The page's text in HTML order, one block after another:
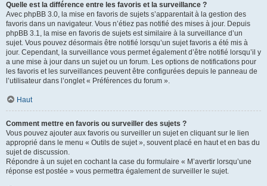
Quelle est la différence entre les favoris et la surveillance ?
Avec phpBB 3.0, la mise en favoris de sujets s’apparentait à la gestion des
favoris dans un navigateur. Vous n’étiez pas notifié des mises à jour. Depuis
phpBB 3.1, la mise en favoris de sujets est similaire à la surveillance d’un
sujet. Vous pouvez désormais être notifié lorsqu’un sujet favoris a été mis à
jour. Cependant, la surveillance vous permet également d’être notifié lorsqu’il y
a une mise à jour dans un sujet ou un forum. Les options de notifications pour
les favoris et les surveillances peuvent être configurées depuis le panneau de
l’utilisateur dans l’onglet « Préférences du forum ».
Haut
Comment mettre en favoris ou surveiller des sujets ?
Vous pouvez ajouter aux favoris ou surveiller un sujet en cliquant sur le lien
approprié dans le menu « Outils de sujet », souvent placé en haut et en bas du
sujet de discussion.
Répondre à un sujet en cochant la case du formulaire « M’avertir lorsqu’une
réponse est postée » vous permettra également de surveiller le sujet.